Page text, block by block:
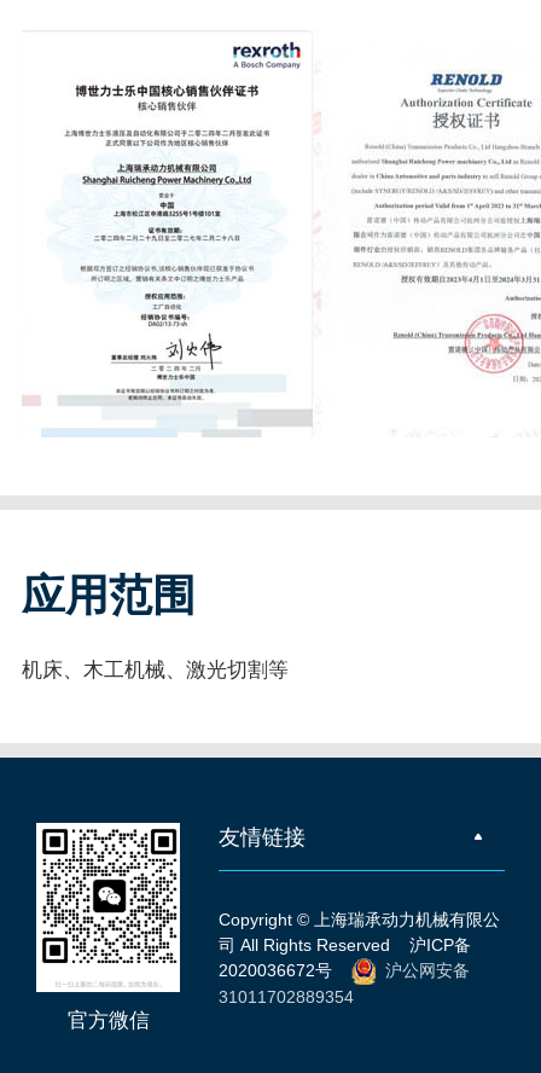
应用范围
机床、木工机械、激光切割等
官方微信
友情链接
Copyright © 上海瑞承动力机械有限公
司 All Rights Reserved沪ICP备
2020036672号
沪公网安备
31011702889354